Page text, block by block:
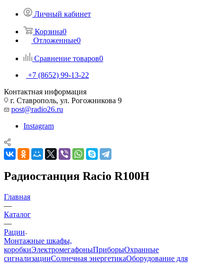
Личный кабинет
Корзина0
Отложенные0
Сравнение товаров0
+7 (8652) 99-13-22
Контактная информация
г. Ставрополь, ул. Рогожникова 9
post@radio26.ru
Instagram
Радиостанция Racio R100H
Главная
—
Каталог
—
Рации
Монтажные шкафы,
коробкиЭлектромегафоныПриборыОхранные
сигнализацииСолнечная энергетикаОборудование для